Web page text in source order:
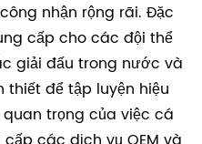
nhận rộng rãi. Đặc
cấp cho các đội thể
giải đấu trong nước và
để tập luyện hiệu
trọng của việc cá